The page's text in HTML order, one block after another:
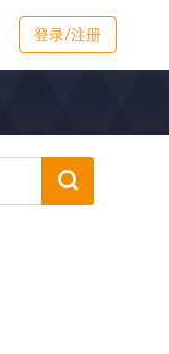
登录/注册